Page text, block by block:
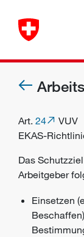
Art. 24
VUV
EKAS-
Das Schutzziel
Arbeitgeber
Einsetzen